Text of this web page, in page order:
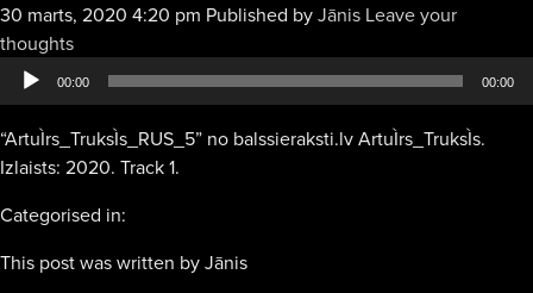
30 marts, 2020 4:20 pm Published byJānis Leave your
thoughtsAudio
atskaņotājs
00:00 00:00
“ArtuÌrs_TruksÌs_RUS_5” no balssieraksti.lv ArtuÌrs_TruksÌs.
Izlaists: 2020. Track 1.
Categorised in:
This post was written by Jānis